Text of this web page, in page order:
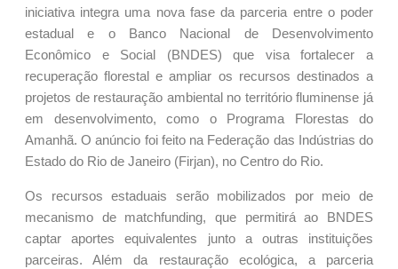
iniciativa integra uma nova fase da parceria entre o poder
estadual e o Banco Nacional de Desenvolvimento
Econômico e Social (BNDES) que visa fortalecer a
recuperação florestal e ampliar os recursos destinados a
projetos de restauração ambiental no território fluminense já
em desenvolvimento, como o Programa Florestas do
Amanhã. O anúncio foi feito na Federação das Indústrias do
Estado do Rio de Janeiro (Firjan), no Centro do Rio.
Os recursos estaduais serão mobilizados por meio de
mecanismo de matchfunding, que permitirá ao BNDES
captar aportes equivalentes junto a outras instituições
parceiras. Além da restauração ecológica, a parceria